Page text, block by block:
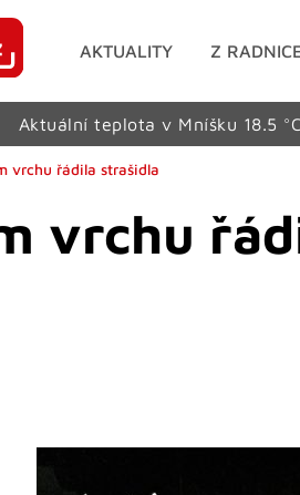
AKTUALITY Z
Aktuální teplota v Mníšku 18.5 °C
vrchu řádila strašidla
vrchu